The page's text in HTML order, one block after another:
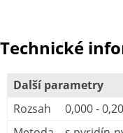
Technické
Další parametry
Rozsah
0,000 -